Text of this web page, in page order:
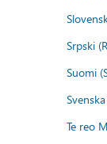
Srpski
Suomi
Te reo